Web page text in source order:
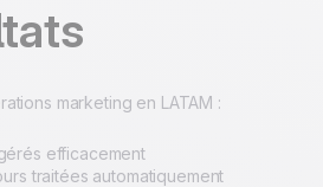
marketing en LATAM :
efficacement
traitées automatiquement